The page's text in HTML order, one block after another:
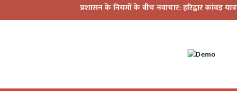
प्रशासन के नियमों के बीच नवाचार: हरिद्वार कांवड़ यात्रा में मिनी